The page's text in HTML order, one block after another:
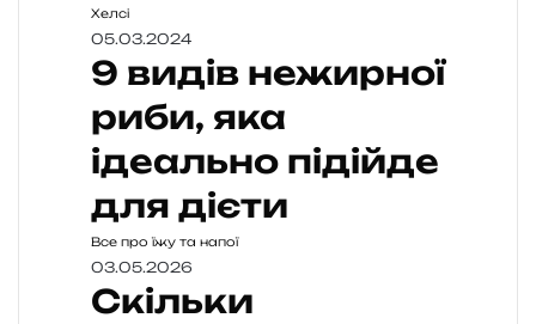
Хелсі
05.03.2024
9 видів нежирної
риби, яка
ідеально підійде
для дієти
Все про їжу та напої
03.05.2026
Скільки